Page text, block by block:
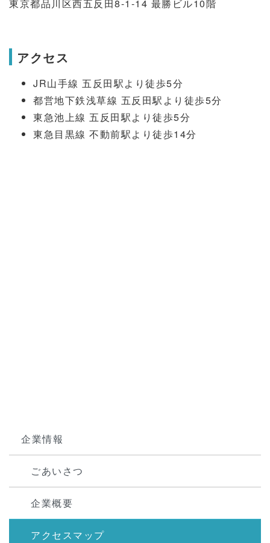
東京都品川区西五反田8-1-14 最勝ビル10階
アクセス
JR山手線 五反田駅より徒歩5分
都営地下鉄浅草線 五反田駅より徒歩5分
東急池上線 五反田駅より徒歩5分
東急目黒線 不動前駅より徒歩14分
企業情報
ごあいさつ
企業概要
アクセスマップ